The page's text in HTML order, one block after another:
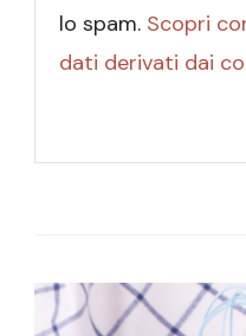
lo spam. Scopri
dati derivati dai